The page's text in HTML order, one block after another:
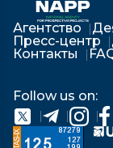
Агентство
Пресс-центр
Контакты
Follow us on: